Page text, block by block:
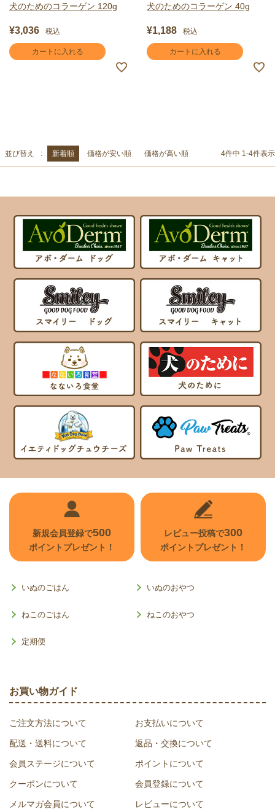
犬のためのコラーゲン 120g
¥3,036 税込
カートに入れる
犬のためのコラーゲン 40g
¥1,188 税込
カートに入れる
並び替え 新着順 価格が安い順 価格が高い順 4件中 1 -4件表示
新規会員登録で500
ポイントプレゼント！
レビュー投稿で300
ポイントプレゼント！
いぬのごはん いぬのおやつ
ねこのごはん ねこのおやつ
定期便
お買い物ガイド
ご注文方法について お支払いについて
配送・送料について 返品・交換について
会員ステージについて ポイントについて
クーポンについて 会員登録について
メルマガ会員について レビューについて